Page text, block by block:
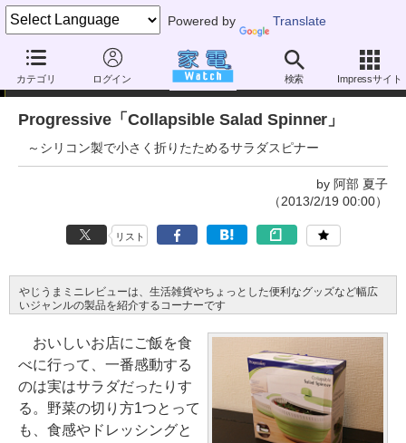
Powered by Translate
カテゴリ ログイン 検索 Impressサイト
やじうまミニレビュー
Progressive「Collapsible Salad Spinner」
～シリコン製で小さく折りたためるサラダスピナー
by 阿部 夏子
（2013/2/19 00:00）
リスト
やじうまミニレビューは、生活雑貨やちょっとした便利なグッズなど幅広
いジャンルの製品を紹介するコーナーです
おいしいお店にご飯を食
べに行って、一番感動する
のは実はサラダだったりす
る。野菜の切り方1つとって
も、食感やドレッシングと